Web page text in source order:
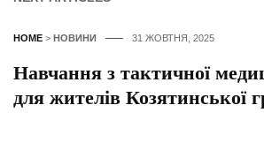
HOME > НОВИНИ 31 ЖОВТНЯ, 2025
Навчання з тактичної
для жителів Козятинської